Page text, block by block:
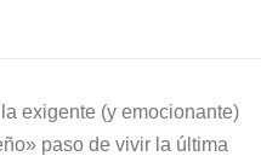
exigente (y emocionante)
paso de vivir la última